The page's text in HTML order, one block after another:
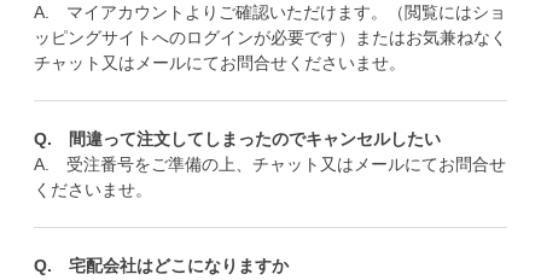
A. マイアカウントよりご確認いただけます。（閲覧にはショ
ッピングサイトへのログインが必要です）またはお気兼ねなく
チャット又はメールにてお問合せくださいませ。
Q. 間違って注文してしまったのでキャンセルしたい
A. 受注番号をご準備の上、チャット又はメールにてお問合せ
くださいませ。
Q. 宅配会社はどこになりますか